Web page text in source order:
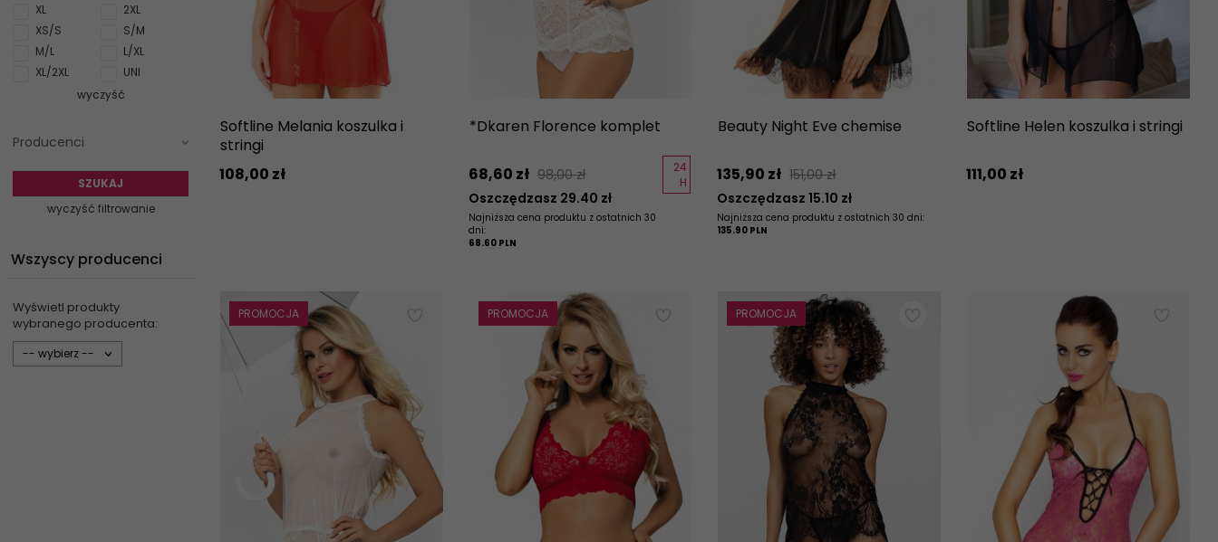
XL
2XL
XS/S
S/M
M/L
L/XL
XL/2XL
UNI
wyczyść
Producenci
SZUKAJ
wyczyść filtrowanie
Wszyscy producenci
Wyświetl produkty
wybranego producenta:
set_producers
-- wybierz --
Softline Melania koszulka i
stringi
108,00 zł
*Dkaren Florence komplet
68,60 zł 98,00 zł
Oszczędzasz 29.40 zł
Najniższa cena produktu z ostatnich 30
dni:
68.60 PLN
24
H
Beauty Night Eve chemise
135,90 zł 151,00 zł
Oszczędzasz 15.10 zł
Najniższa cena produktu z ostatnich 30 dni:
135.90 PLN
Softline Helen koszulka i stringi
111,00 zł
PROMOCJA PROMOCJA PROMOCJA